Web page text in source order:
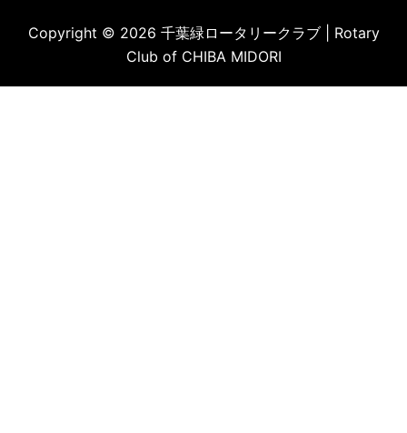
Copyright © 2026 千葉緑ロータリークラブ | Rotary
Club of CHIBA MIDORI